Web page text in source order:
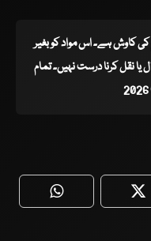
کی کاوش ہے۔ اس مواد کو بغیر
نقل کرنا درست نہیں۔ تمام
WhatsApp